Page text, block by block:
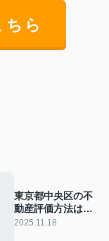
ら
東京都中央区の不
動産評価方法は相
続税対策に必須！
2025.11.18